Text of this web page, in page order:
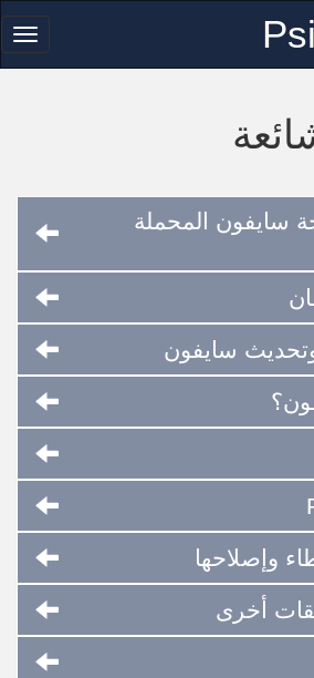
سايفون المحملة
سايفون
وإصلاحها
أخرى